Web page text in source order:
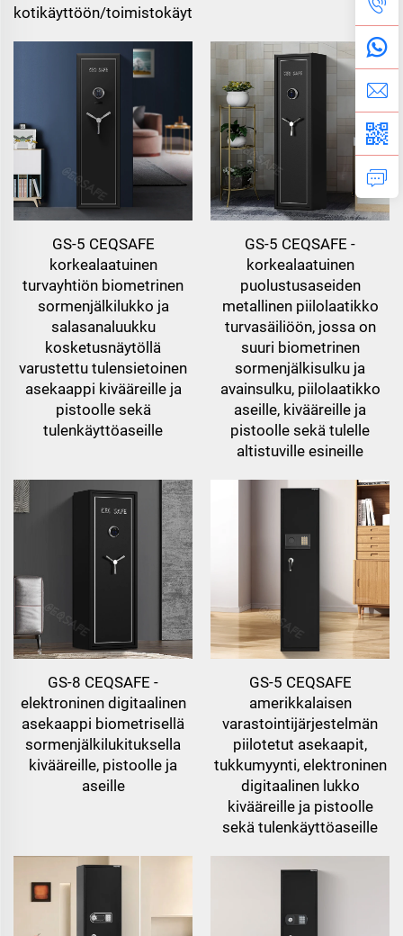
kotikäyttöön/toimistokäyttöön
GS-5 CEQSAFE
korkealaatuinen
turvayhtiön biometrinen
sormenjälkilukko ja
salasanaluukku
kosketusnäytöllä
varustettu tulensietoinen
asekaappi kivääreille ja
pistoolle sekä
tulenkäyttöaseille
GS-5 CEQSAFE -
korkealaatuinen
puolustusaseiden
metallinen piilolaatikko
turvasäiliöön, jossa on
suuri biometrinen
sormenjälkisulku ja
avainsulku, piilolaatikko
aseille, kivääreille ja
pistoolle sekä tulelle
altistuville esineille
GS-8 CEQSAFE -
elektroninen digitaalinen
asekaappi biometrisellä
sormenjälkilukituksella
kivääreille, pistoolle ja
aseille
GS-5 CEQSAFE
amerikkalaisen
varastointijärjestelmän
piilotetut asekaapit,
tukkumyynti, elektroninen
digitaalinen lukko
kivääreille ja pistoolle
sekä tulenkäyttöaseille